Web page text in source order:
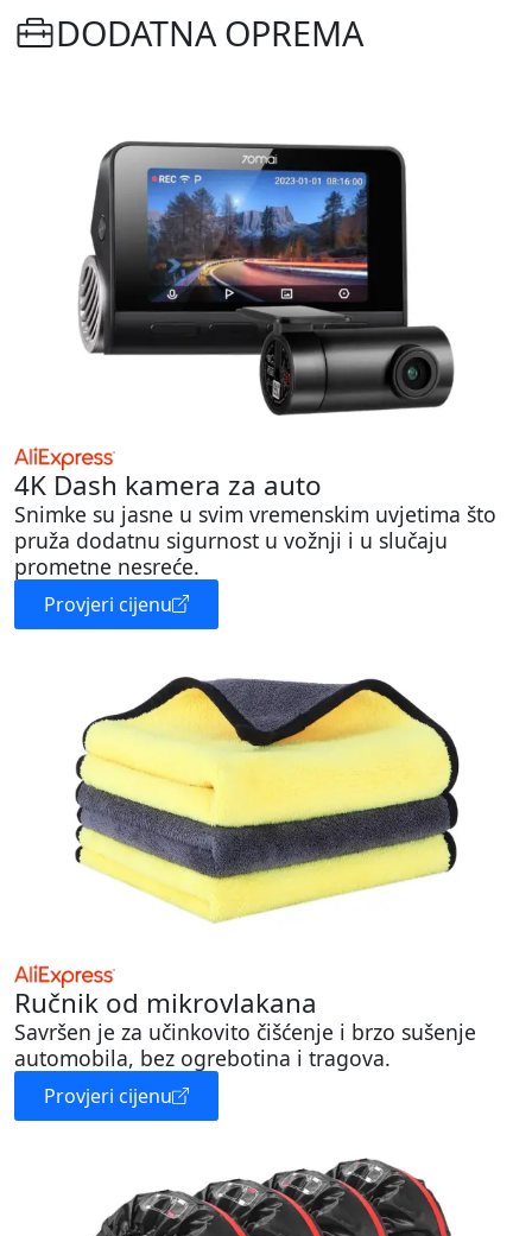
DODATNA OPREMA
4K Dash kamera za auto
Snimke su jasne u svim vremenskim uvjetima što
pruža dodatnu sigurnost u vožnji i u slučaju
prometne nesreće.
Provjeri cijenu
Ručnik od mikrovlakana
Savršen je za učinkovito čišćenje i brzo sušenje
automobila, bez ogrebotina i tragova.
Provjeri cijenu